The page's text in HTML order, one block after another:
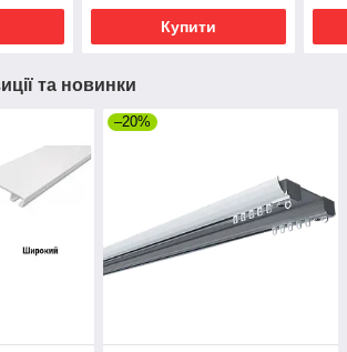
Купити
та новинки
–20%